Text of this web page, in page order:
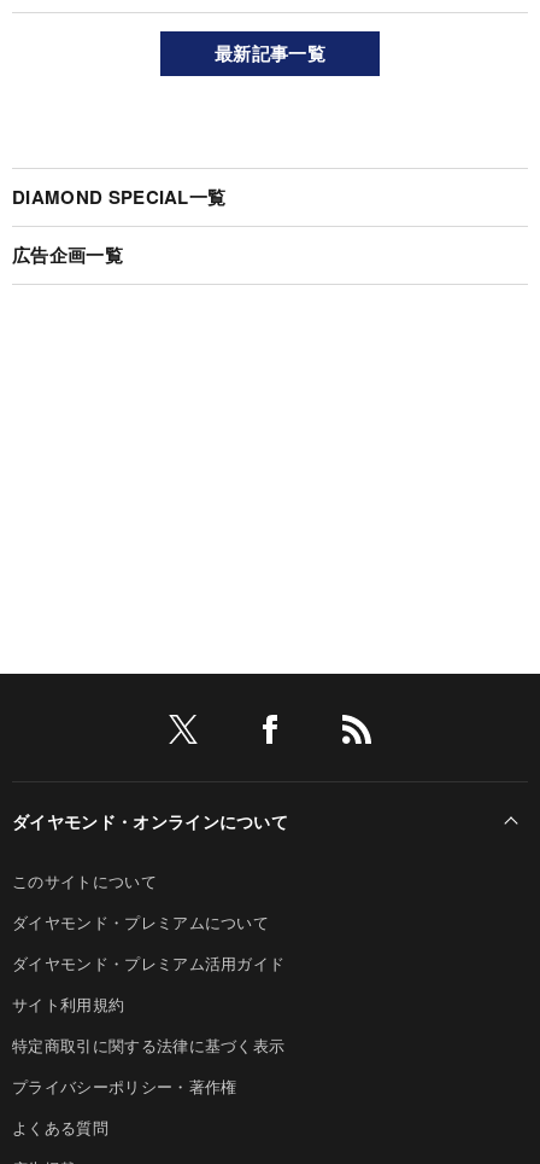
最新記事一覧
DIAMOND SPECIAL一覧
広告企画一覧
ダイヤモンド・オンラインについて
このサイトについて
ダイヤモンド・プレミアムについて
ダイヤモンド・プレミアム活用ガイド
サイト利用規約
特定商取引に関する法律に基づく表示
プライバシーポリシー・著作権
よくある質問